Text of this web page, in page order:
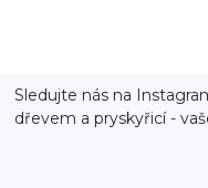
Sledujte nás na
dřevem a pryskyřicí -